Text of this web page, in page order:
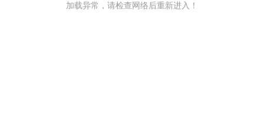
加载异常，请检查网络后重新进入！